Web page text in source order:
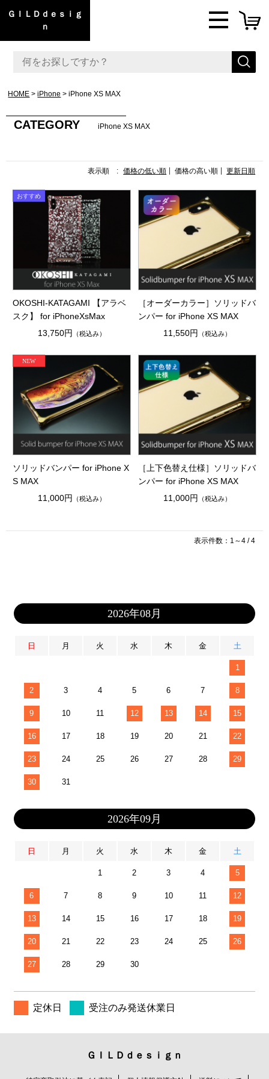
ＧＩＬＤｄｅｓｉｇ
ｎ
HOME iPhone iPhone XS MAX
CATEGORY iPhone XS MAX
表示順 : 価格の低い順 価格の高い順 更新日順
OKOSHI-KATAGAMI 【アラベ
スク】 for iPhoneXsMax
13,750円
（税込み）
［オーダーカラー］ソリッドバ
ンパー for iPhone XS MAX
11,550円
（税込み）
ソリッドバンパー for iPhone X
S MAX
11,000円
（税込み）
［上下色替え仕様］ソリッドバ
ンパー for iPhone XS MAX
11,000円
（税込み）
表示件数：1～4 / 4
2026年08月
日 月 火 水 木 金 土
1
2 3 4 5 6 7 8
9 10 11 12 13 14 15
16 17 18 19 20 21 22
23 24 25 26 27 28 29
30 31
2026年09月
日 月 火 水 木 金 土
1 2 3 4 5
6 7 8 9 10 11 12
13 14 15 16 17 18 19
20 21 22 23 24 25 26
27 28 29 30
定休日 受注のみ発送休業日
ＧＩＬＤｄｅｓｉｇｎ